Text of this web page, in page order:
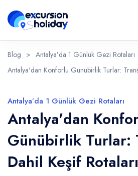
Günlük Turlar
Havalimanı Transferleri
Blog
İletişim
Blog > Antalya’da 1 Günlük Gezi Rotaları
Antalya'dan Konforlu Günübirlik Turlar:
Antalya’da 1 Günlük Gezi Rotaları
Antalya'dan
Günübirlik Turlar:
Dahil Keşif Rotaları